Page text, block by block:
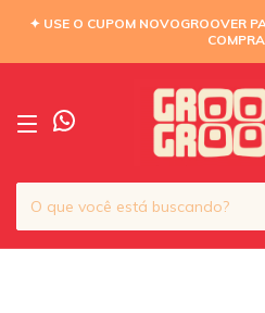
✦ USE O CUPOM NOVOGROOVER